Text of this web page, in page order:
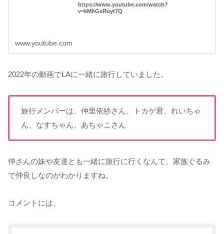
https://www.youtube.com/watch?
v=kMhGeRuyt7Q
www.youtube.com
2022年の動画でLAに一緒に旅行していました。
旅行メンバーは、仲里依紗さん、トカゲ君、れいちゃ
ん、なすちゃん、あちゃこさん
仲さんの妹や友達とも一緒に旅行に行くなんて、家族ぐるみ
で仲良しなのがわかりますね。
コメントには、